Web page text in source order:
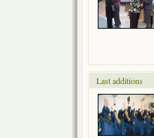
Last additions